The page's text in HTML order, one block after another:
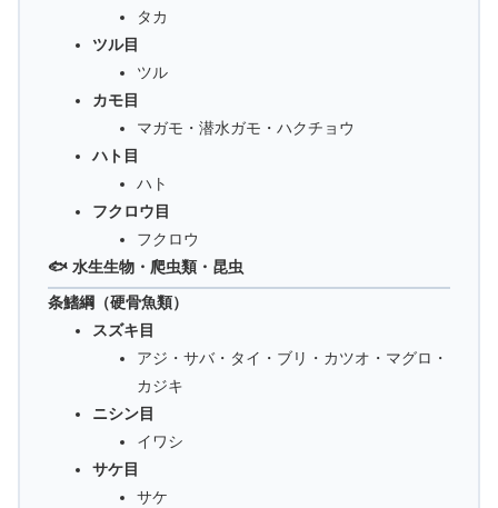
タカ
ツル目
ツル
カモ目
マガモ・潜水ガモ・ハクチョウ
ハト目
ハト
フクロウ目
フクロウ
🐟 水生生物・爬虫類・昆虫
条鰭綱（硬骨魚類）
スズキ目
アジ・サバ・タイ・ブリ・カツオ・マグロ・
カジキ
ニシン目
イワシ
サケ目
サケ